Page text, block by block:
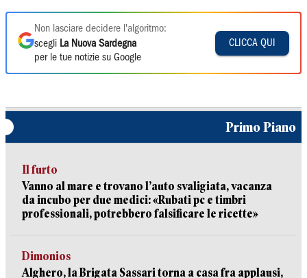
Non lasciare decidere l'algoritmo:
scegli La Nuova Sardegna
per le tue notizie su Google
CLICCA QUI
Primo Piano
Il furto
Vanno al mare e trovano l’auto svaligiata, vacanza
da incubo per due medici: «Rubati pc e timbri
professionali, potrebbero falsificare le ricette»
Dimonios
Alghero, la Brigata Sassari torna a casa fra applausi,